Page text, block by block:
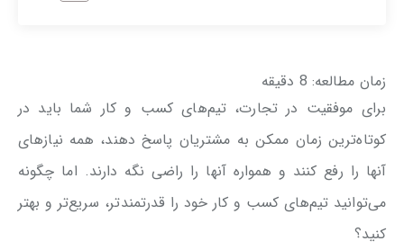
زمان مطالعه: 8 دقیقه
برای موفقیت در تجارت، تیم‌های کسب و کار شما باید در
کوتاه‌ترین زمان ممکن به مشتریان پاسخ دهند، همه نیازهای
آنها را رفع کنند و همواره آنها را راضی نگه دارند. اما چگونه
می‌توانید تیم‌های کسب و کار خود را قدرتمندتر، سریع‌تر و بهتر
کنید؟